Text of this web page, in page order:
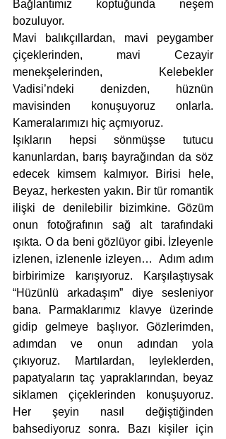
Bağlantımız koptuğunda neşem
bozuluyor.
Mavi balıkçıllardan, mavi peygamber
çiçeklerinden, mavi Cezayir
menekşelerinden, Kelebekler
Vadisi’ndeki denizden, hüznün
mavisinden konuşuyoruz onlarla.
Kameralarımızı hiç açmıyoruz.
Işıkların hepsi sönmüşse tutucu
kanunlardan, barış bayrağından da söz
edecek kimsem kalmıyor. Birisi hele,
Beyaz, herkesten yakın. Bir tür romantik
ilişki de denilebilir bizimkine. Gözüm
onun fotoğrafının sağ alt tarafındaki
ışıkta. O da beni gözlüyor gibi. İzleyenle
izlenen, izlenenle izleyen…  Adım adım
birbirimize karışıyoruz. Karşılaştıysak
“Hüzünlü arkadaşım” diye sesleniyor
bana. Parmaklarımız klavye üzerinde
gidip gelmeye başlıyor. Gözlerimden,
adımdan ve onun adından yola
çıkıyoruz. Martılardan, leyleklerden,
papatyaların taç yapraklarından, beyaz
siklamen çiçeklerinden konuşuyoruz.
Her şeyin nasıl değiştiğinden
bahsediyoruz sonra. Bazı kişiler için